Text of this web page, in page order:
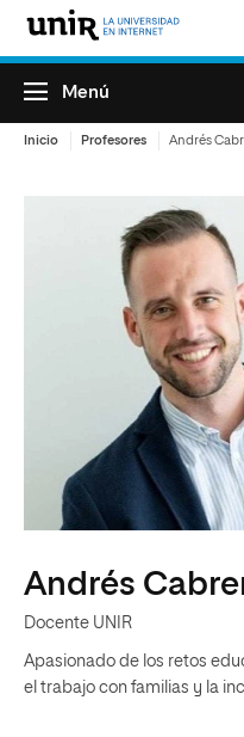
Menú
Inicio Profesores Andrés
Andrés
Docente UNIR
Apasionado de los retos
el trabajo con familias y la